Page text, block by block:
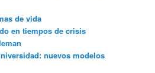
de vida
en tiempos de crisis
nuevos modelos